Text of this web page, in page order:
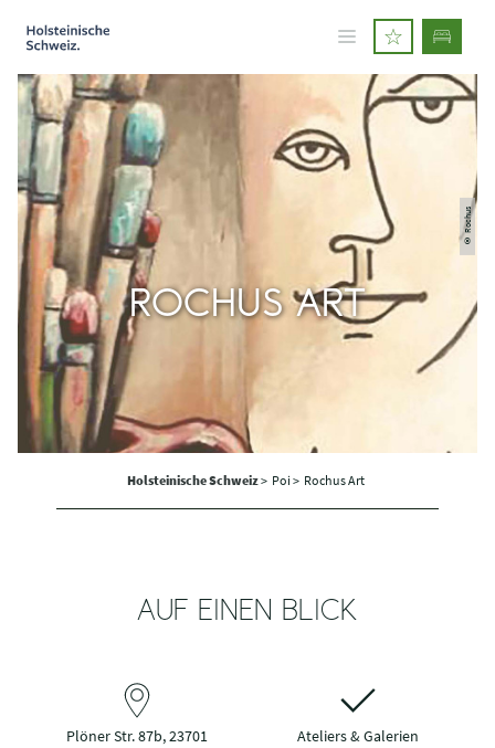
© Rochus
ROCHUS ART
Holsteinische Schweiz> Poi > Rochus Art
AUF EINEN BLICK
Plöner Str. 87b, 23701
Ateliers & Galerien